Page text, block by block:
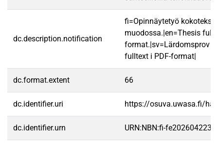
dc.description.notification
fi=Opinnäytetyö
muodossa.|en=Thesis
format.|sv=Lärdomsprov
fulltext i PDF-format|
dc.format.extent 66
dc.identifier.uri https://osuva.uwasa.fi/
dc.identifier.urn URN:NBN:fi-